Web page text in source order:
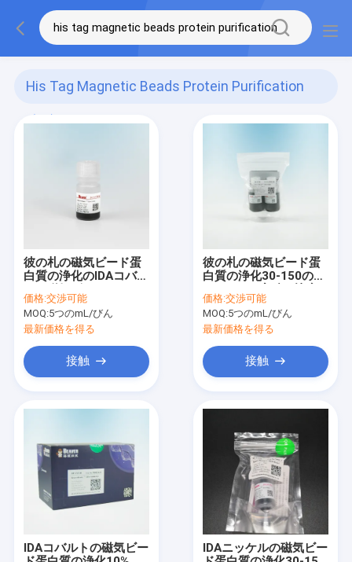
His Tag Magnetic Beads Protein Purification
(24)
彼の札の磁気ビード蛋
白質の浄化のIDAコバル
容積の比率
価格:交渉可能
MOQ:5つのmL/びん
最新価格を得る
接触
彼の札の磁気ビード蛋
白質の浄化30-150の
100つのmL
価格:交渉可能
MOQ:5つのmL/びん
最新価格を得る
接触
IDAコバルトの磁気ビー
IDAニッケルの磁気ビー